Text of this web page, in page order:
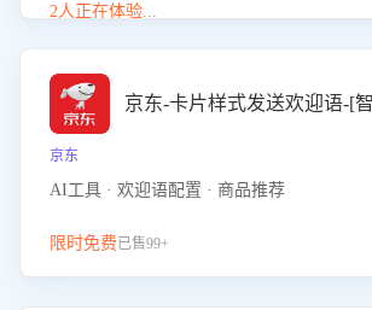
能、尺寸参数咨询等高频场景下的专业应对
2人正在体验...
京东
AI工具 · 欢迎语配置 · 商品推荐
限时免费已售99+